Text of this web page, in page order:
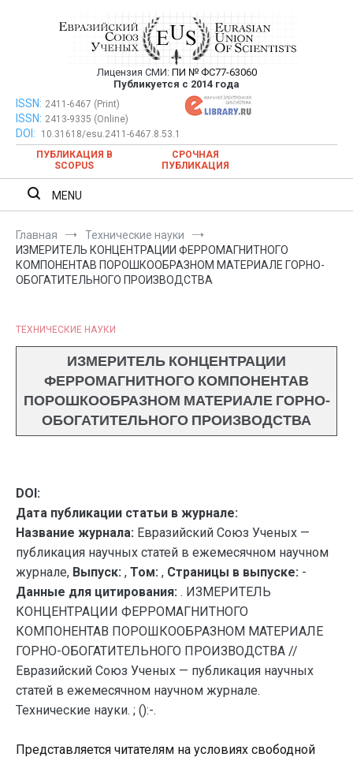
Евразийский Союз Ученых —
публикация научных статей в
ежемесячном научном журнале
Лицензия СМИ: ПИ № ФС77-63060
Публикуется с 2014 года
Евразийский Союз Ученых — публикация научных статей в
ежемесячном научном журнале
ISSN: 2411-6467 (Print)
ISSN: 2413-9335 (Online)
DOI:
10.31618/esu.2411-6467.8.53.1
ПУБЛИКАЦИЯ В
SCOPUS
СРОЧНАЯ
ПУБЛИКАЦИЯ
MENU
Главная
Технические науки
ИЗМЕРИТЕЛЬ КОНЦЕНТРАЦИИ ФЕРРОМАГНИТНОГО
КОМПОНЕНТАВ ПОРОШКООБРАЗНОМ МАТЕРИАЛЕ ГОРНО-
ОБОГАТИТЕЛЬНОГО ПРОИЗВОДСТВА
ТЕХНИЧЕСКИЕ НАУКИ
ИЗМЕРИТЕЛЬ КОНЦЕНТРАЦИИ
ФЕРРОМАГНИТНОГО КОМПОНЕНТАВ
ПОРОШКООБРАЗНОМ МАТЕРИАЛЕ ГОРНО-
ОБОГАТИТЕЛЬНОГО ПРОИЗВОДСТВА
DOI:
Дата публикации статьи в журнале:
Название журнала: Евразийский Союз Ученых —
публикация научных статей в ежемесячном научном
журнале, Выпуск: , Том: , Страницы в выпуске: -
Данные для цитирования: . ИЗМЕРИТЕЛЬ
КОНЦЕНТРАЦИИ ФЕРРОМАГНИТНОГО
КОМПОНЕНТАВ ПОРОШКООБРАЗНОМ МАТЕРИАЛЕ
ГОРНО-ОБОГАТИТЕЛЬНОГО ПРОИЗВОДСТВА //
Евразийский Союз Ученых — публикация научных
статей в ежемесячном научном журнале.
Технические науки. ; ():-.
Представляется читателям на условиях свободной